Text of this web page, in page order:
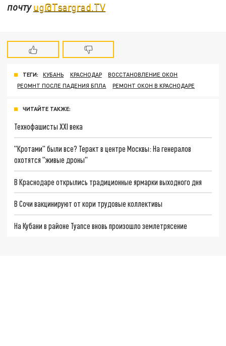
почтуug@Tsargrad.TV
ТЕГИ: КУБАНЬ КРАСНОДАР
ВОССТАНОВЛЕНИЕ ОКОН
РЕОМНТ ПОСЛЕ ПАДЕНИЯ БПЛА
РЕМОНТ ОКОН В КРАСНОДАРЕ
ЧИТАЙТЕ ТАКЖЕ:
Технофашисты XXI века
"Кротами" были все? Теракт в центре Москвы: На генералов
охотятся "живые дроны"
В Краснодаре открылись традиционные ярмарки выходного дня
В Сочи вакцинируют от кори трудовые коллективы
На Кубани в районе Туапсе вновь произошло землетрясение